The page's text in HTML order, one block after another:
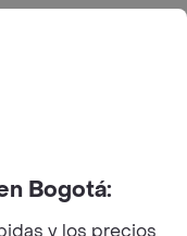
Bogotá:
y los precios